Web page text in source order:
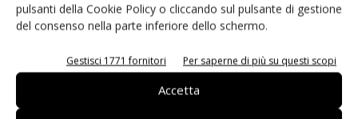
pulsanti della Cookie Policy o cliccando sul pulsante di gestione
del consenso nella parte inferiore dello schermo.
Gestisci 1771 fornitori Per saperne di più su questi scopi
Accetta
Edicola web